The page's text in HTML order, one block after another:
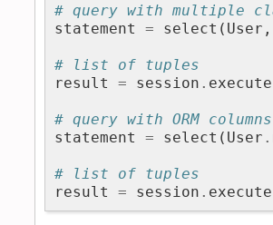
# query with multiple
statement
= select ( User ,
# list of tuples
result
= session . execute
# query with ORM columns
statement
= select ( User .
# list of tuples
result
= session . execute